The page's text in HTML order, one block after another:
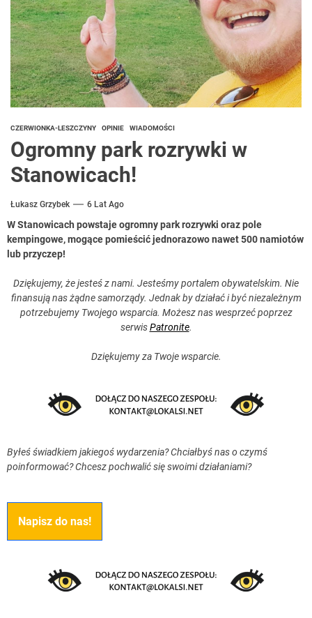
CZERWIONKA-LESZCZYNY OPINIE WIADOMOŚCI
Ogromny park rozrywki w
Stanowicach!
Łukasz Grzybek 6 Lat Ago
W Stanowicach powstaje ogromny park rozrywki oraz pole
kempingowe, mogące pomieścić jednorazowo nawet 500 namiotów
lub przyczep!
Dziękujemy, że jesteś z nami. Jesteśmy portalem obywatelskim. Nie
finansują nas żądne samorządy. Jednak by działać i być niezależnym
potrzebujemy Twojego wsparcia. Możesz nas wesprzeć poprzez
serwisPatronite.
Dziękujemy za Twoje wsparcie.
Byłeś świadkiem jakiegoś wydarzenia? Chciałbyś nas o czymś
poinformować? Chcesz pochwalić się swoimi działaniami?
Napisz do nas!